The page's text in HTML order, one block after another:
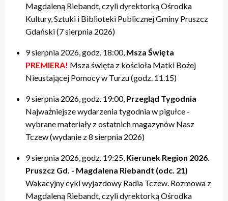
Magdaleną Riebandt, czyli dyrektorką Ośrodka
Kultury, Sztuki i Biblioteki Publicznej Gminy Pruszcz
Gdański (7 sierpnia 2026)
9 sierpnia 2026, godz. 18:00, Msza Święta
PREMIERA! Msza święta z kościoła Matki Bożej
Nieustającej Pomocy w Turzu (godz. 11.15)
9 sierpnia 2026, godz. 19:00, Przegląd Tygodnia
Najważniejsze wydarzenia tygodnia w pigułce -
wybrane materiały z ostatnich magazynów Nasz
Tczew (wydanie z 8 sierpnia 2026)
9 sierpnia 2026, godz. 19:25, Kierunek Region 2026.
Pruszcz Gd. - Magdalena Riebandt (odc. 21)
Wakacyjny cykl wyjazdowy Radia Tczew. Rozmowa z
Magdaleną Riebandt, czyli dyrektorką Ośrodka